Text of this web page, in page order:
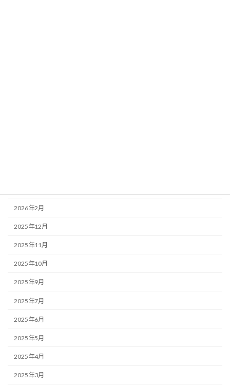
2026年2月
2025年12月
2025年11月
2025年10月
2025年9月
2025年7月
2025年6月
2025年5月
2025年4月
2025年3月